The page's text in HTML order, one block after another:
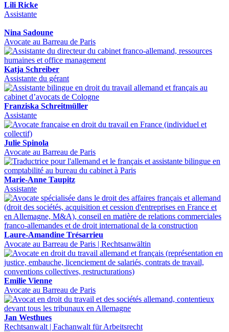
Lili Ricke
Assistante
Nina Sadoune
Avocate au Barreau de Paris
Katja Schreiber
Assistante du gérant
Franziska Schreitmüller
Assistante
Julie Spinola
Avocate au Barreau de Paris
Marie-Anne Taupitz
Assistante
Laure-Amandine Trésarrieu
Avocate au Barreau de Paris | Rechtsanwältin
Emilie Vienne
Avocate au Barreau de Paris
Jan Westhues
Rechtsanwalt | Fachanwalt für Arbeitsrecht